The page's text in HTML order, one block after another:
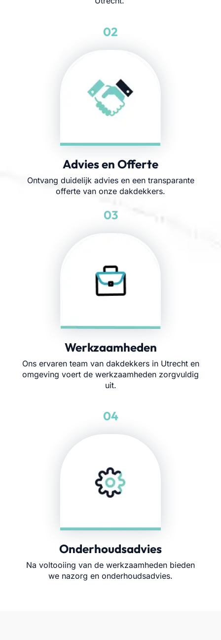
02
Advies en Offerte
Ontvang duidelijk advies en een transparante
offerte van onze dakdekkers.
03
Werkzaamheden
Ons ervaren team van dakdekkers in Utrecht en
omgeving voert de werkzaamheden zorgvuldig
uit.
04
Onderhoudsadvies
Na voltooiing van de werkzaamheden bieden
we nazorg en onderhoudsadvies.